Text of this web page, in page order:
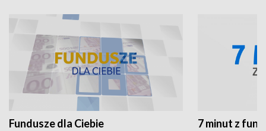
Fundusze dla Ciebie 7 minut z